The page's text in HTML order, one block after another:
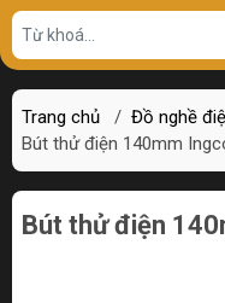
Trang chủ / Đồ nghề
Bút thử điện 140mm
Giá bán
Bút thử điện